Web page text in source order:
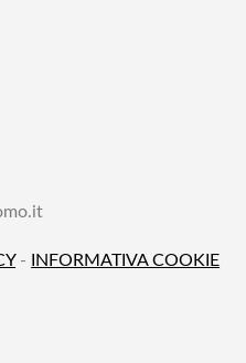
-
INFORMATIVA COOKIE